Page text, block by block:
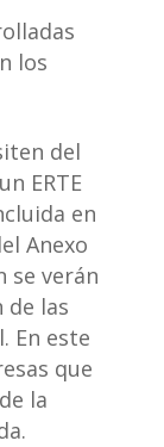
los
del
ERTE
en
Anexo
se verán
de las
En este
que
la